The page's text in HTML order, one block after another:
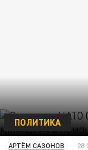
ПОЛИТИКА
АРТЁМ САЗОНОВ 28